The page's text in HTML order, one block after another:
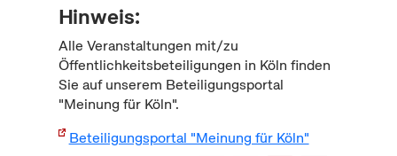
Hinweis:
Alle Veranstaltungen mit/zu
Öffentlichkeitsbeteiligungen in Köln finden
Sie auf unserem Beteiligungsportal
"Meinung für Köln".
Beteiligungsportal "Meinung für Köln"